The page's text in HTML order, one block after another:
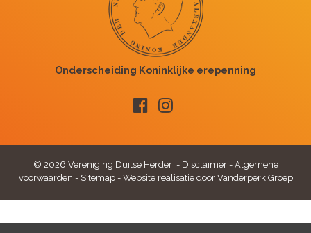
© 2026 Vereniging Duitse Herder - Disclaimer- Algemene
voorwaarden - Sitemap- Website realisatie door Vanderperk Groep